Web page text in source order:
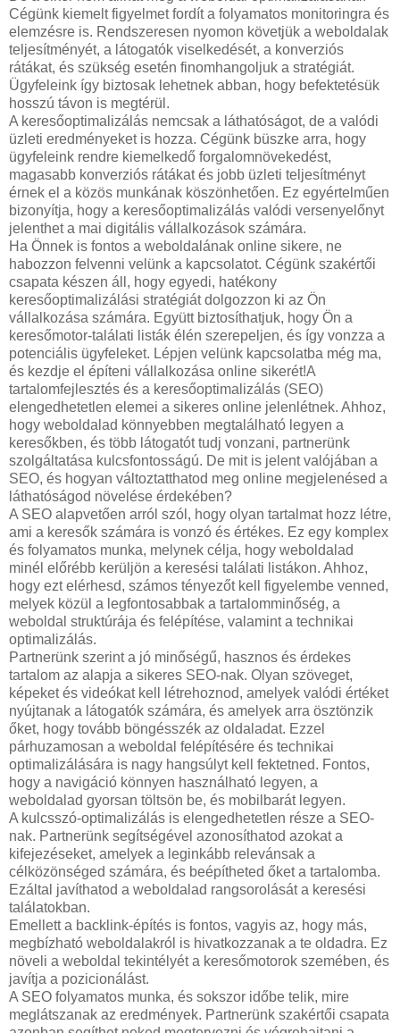
Cégünk kiemelt figyelmet fordít a folyamatos monitoringra és
elemzésre is. Rendszeresen nyomon követjük a weboldalak
teljesítményét, a látogatók viselkedését, a konverziós
rátákat, és szükség esetén finomhangoljuk a stratégiát.
Ügyfeleink így biztosak lehetnek abban, hogy befektetésük
hosszú távon is megtérül.
A keresőoptimalizálás nemcsak a láthatóságot, de a valódi
üzleti eredményeket is hozza. Cégünk büszke arra, hogy
ügyfeleink rendre kiemelkedő forgalomnövekedést,
magasabb konverziós rátákat és jobb üzleti teljesítményt
érnek el a közös munkának köszönhetően. Ez egyértelműen
bizonyítja, hogy a keresőoptimalizálás valódi versenyelőnyt
jelenthet a mai digitális vállalkozások számára.
Ha Önnek is fontos a weboldalának online sikere, ne
habozzon felvenni velünk a kapcsolatot. Cégünk szakértői
csapata készen áll, hogy egyedi, hatékony
keresőoptimalizálási stratégiát dolgozzon ki az Ön
vállalkozása számára. Együtt biztosíthatjuk, hogy Ön a
keresőmotor-találati listák élén szerepeljen, és így vonzza a
potenciális ügyfeleket. Lépjen velünk kapcsolatba még ma,
és kezdje el építeni vállalkozása online sikerét!A
tartalomfejlesztés és a keresőoptimalizálás (SEO)
elengedhetetlen elemei a sikeres online jelenlétnek. Ahhoz,
hogy weboldalad könnyebben megtalálható legyen a
keresőkben, és több látogatót tudj vonzani, partnerünk
szolgáltatása kulcsfontosságú. De mit is jelent valójában a
SEO, és hogyan változtatthatod meg online megjelenésed a
láthatóságod növelése érdekében?
A SEO alapvetően arról szól, hogy olyan tartalmat hozz létre,
ami a keresők számára is vonzó és értékes. Ez egy komplex
és folyamatos munka, melynek célja, hogy weboldalad
minél előrébb kerüljön a keresési találati listákon. Ahhoz,
hogy ezt elérhesd, számos tényezőt kell figyelembe venned,
melyek közül a legfontosabbak a tartalomminőség, a
weboldal struktúrája és felépítése, valamint a technikai
optimalizálás.
Partnerünk szerint a jó minőségű, hasznos és érdekes
tartalom az alapja a sikeres SEO-nak. Olyan szöveget,
képeket és videókat kell létrehoznod, amelyek valódi értéket
nyújtanak a látogatók számára, és amelyek arra ösztönzik
őket, hogy tovább böngésszék az oldaladat. Ezzel
párhuzamosan a weboldal felépítésére és technikai
optimalizálására is nagy hangsúlyt kell fektetned. Fontos,
hogy a navigáció könnyen használható legyen, a
weboldalad gyorsan töltsön be, és mobilbarát legyen.
A kulcsszó-optimalizálás is elengedhetetlen része a SEO-
nak. Partnerünk segítségével azonosíthatod azokat a
kifejezéseket, amelyek a leginkább relevánsak a
célközönséged számára, és beépítheted őket a tartalomba.
Ezáltal javíthatod a weboldalad rangsorolását a keresési
találatokban.
Emellett a backlink-építés is fontos, vagyis az, hogy más,
megbízható weboldalakról is hivatkozzanak a te oldadra. Ez
növeli a weboldal tekintélyét a keresőmotorok szemében, és
javítja a pozicionálást.
A SEO folyamatos munka, és sokszor időbe telik, mire
meglátszanak az eredmények. Partnerünk szakértői csapata